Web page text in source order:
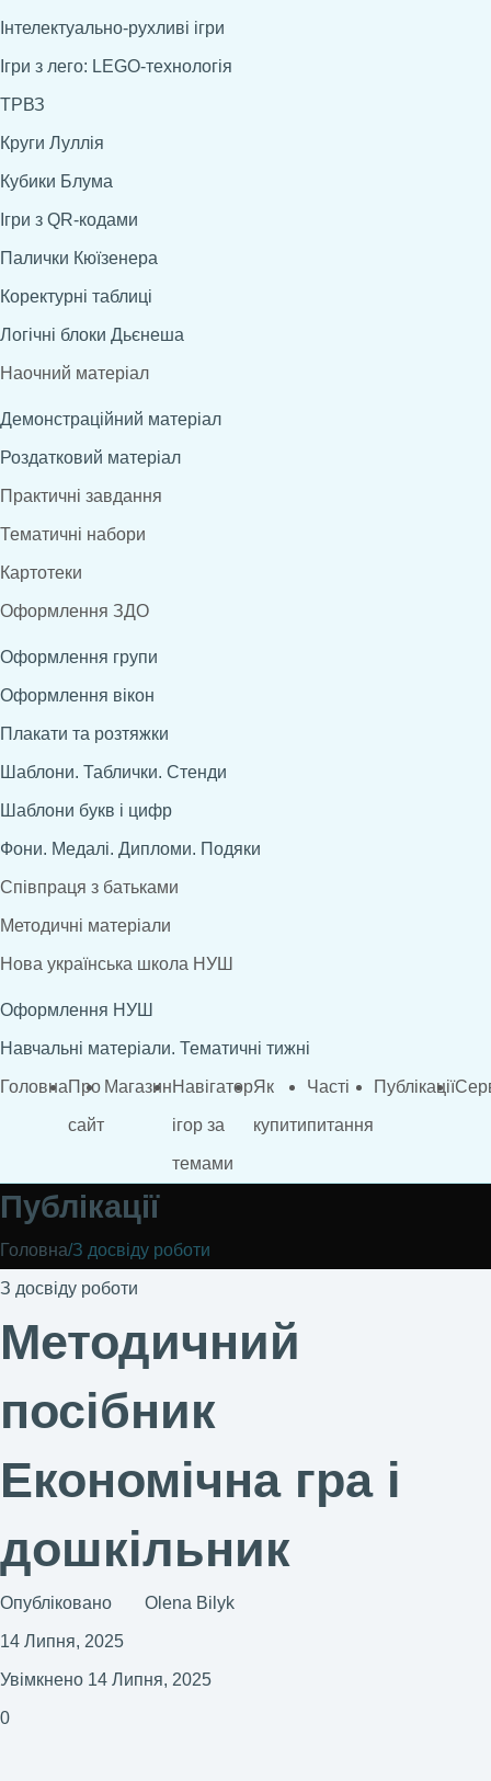
Інтелектуально-рухливі ігри
Ігри з лего: LEGO-технологія
ТРВЗ
Круги Луллія
Кубики Блума
Ігри з QR-кодами
Палички Кюїзенера
Коректурні таблиці
Логічні блоки Дьєнеша
Наочний матеріал
Демонстраційний матеріал
Роздатковий матеріал
Практичні завдання
Тематичні набори
Картотеки
Оформлення ЗДО
Оформлення групи
Оформлення вікон
Плакати та розтяжки
Шаблони. Таблички. Стенди
Шаблони букв і цифр
Фони. Медалі. Дипломи. Подяки
Співпраця з батьками
Методичні матеріали
Нова українська школа НУШ
Оформлення НУШ
Навчальні матеріали. Тематичні тижні
ГоловнаПро
сайт
МагазинНавігатор
ігор за
темами
Як
купити
Часті
питання
Публікації
Публікації
Головна/З досвіду роботи
З досвіду роботи
Методичний
посібник
Економічна гра і
дошкільник
Опубліковано Olena Bilyk
14 Липня, 2025
Увімкнено 14 Липня, 2025
0